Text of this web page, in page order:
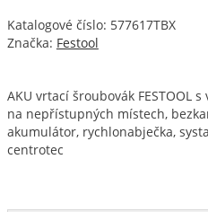
Katalogové číslo: 577617TBX
Značka: Festool
AKU vrtací šroubovák FESTOOL
na nepřístupných místech,
akumulátor, rychlonabječka,
centrotec